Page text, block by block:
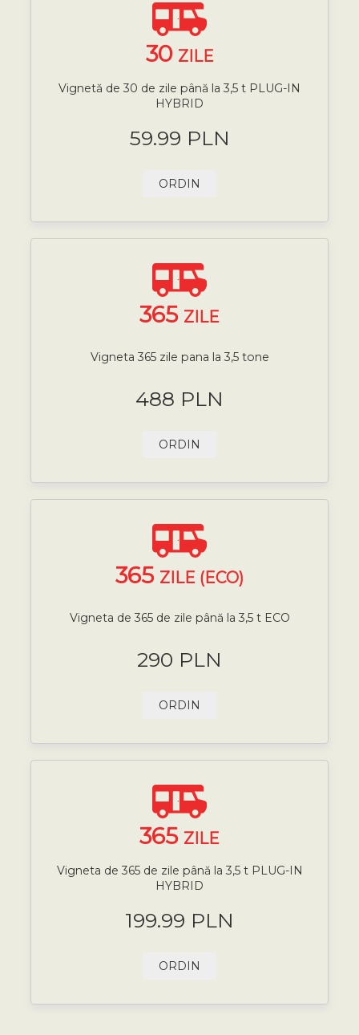
30 ZILE
Vignetă de 30 de zile până la 3,5 t PLUG-IN
HYBRID
59.99 PLN
ORDIN
365 ZILE
Vigneta 365 zile pana la 3,5 tone
488 PLN
ORDIN
365 ZILE (ECO)
Vigneta de 365 de zile până la 3,5 t ECO
290 PLN
ORDIN
365 ZILE
Vigneta de 365 de zile până la 3,5 t PLUG-IN
HYBRID
199.99 PLN
ORDIN